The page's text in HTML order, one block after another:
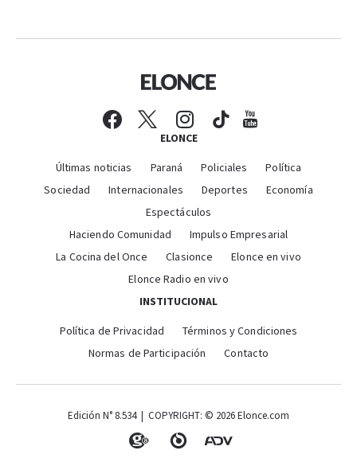
ELONCE
Últimas noticias Paraná Policiales
Política
Sociedad
Internacionales Deportes
Economía
Espectáculos
Haciendo Comunidad
Impulso Empresarial
La Cocina del Once
Clasionce
Elonce en vivo
Elonce Radio en vivo
INSTITUCIONAL
Política de Privacidad
Términos y Condiciones
Normas de Participación
Contacto
Edición N° 8.534 | COPYRIGHT: © 2026 Elonce.com